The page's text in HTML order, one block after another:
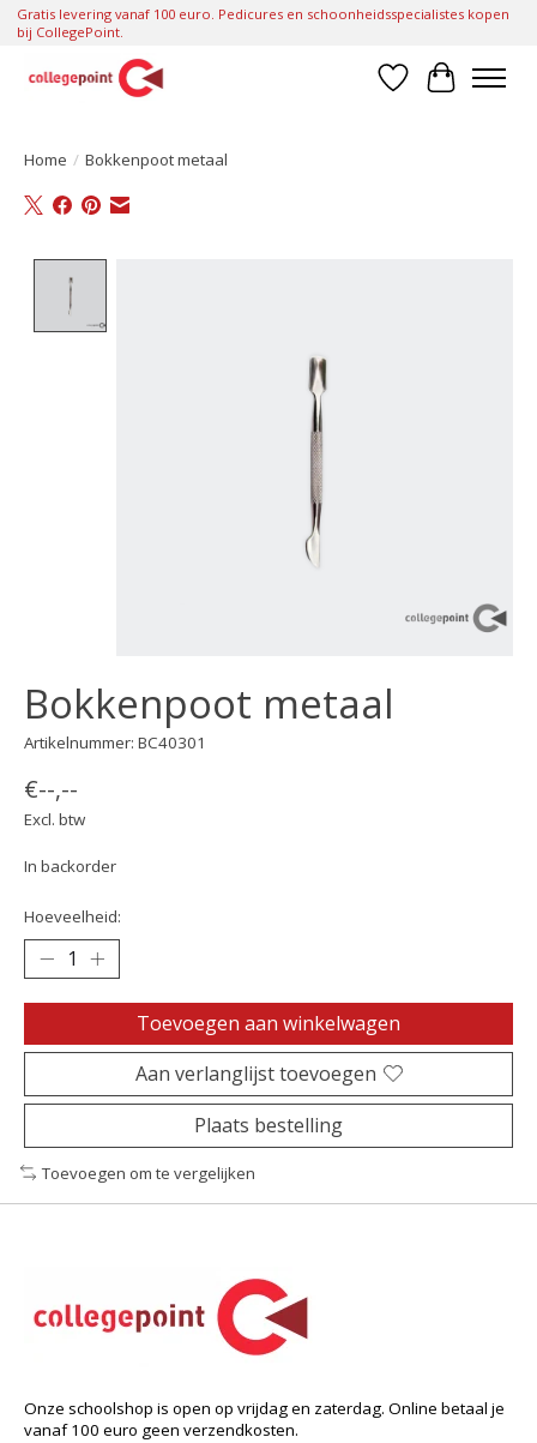
Gratis levering vanaf 100 euro. Pedicures en schoonheidsspecialistes kopen
bij CollegePoint.
Verlanglijst
Home / Bokkenpoot metaal
Bokkenpoot metaal
Artikelnummer: BC40301
€--,--
Excl. btw
In backorder
Hoeveelheid:
Toevoegen aan winkelwagen
Aan verlanglijst toevoegen
Plaats bestelling
Toevoegen om te vergelijken
Onze schoolshop is open op vrijdag en zaterdag. Online betaal je
vanaf 100 euro geen verzendkosten.